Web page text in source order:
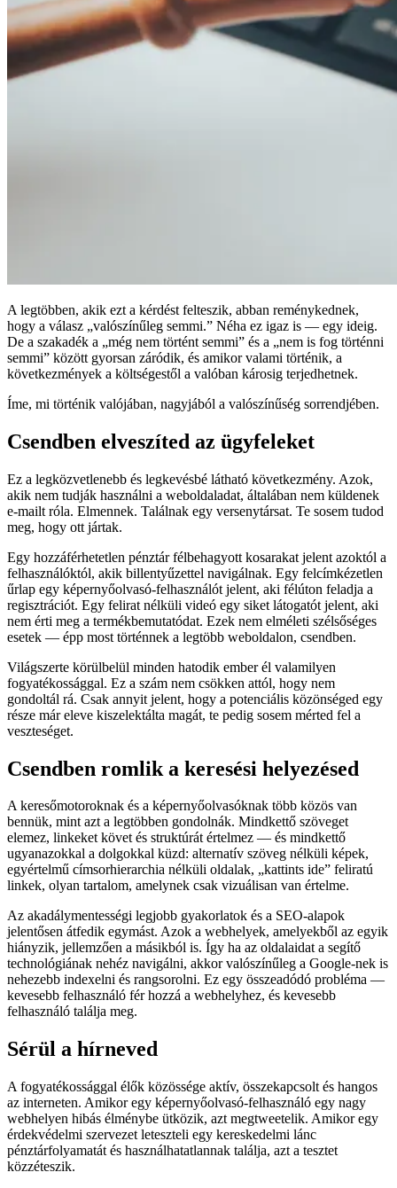
A legtöbben, akik ezt a kérdést felteszik, abban reménykednek,
hogy a válasz „valószínűleg semmi.” Néha ez igaz is — egy ideig.
De a szakadék a „még nem történt semmi” és a „nem is fog történni
semmi” között gyorsan záródik, és amikor valami történik, a
következmények a költségestől a valóban károsig terjedhetnek.
Íme, mi történik valójában, nagyjából a valószínűség sorrendjében.
Csendben elveszíted az ügyfeleket
Ez a legközvetlenebb és legkevésbé látható következmény. Azok,
akik nem tudják használni a weboldaladat, általában nem küldenek
e-mailt róla. Elmennek. Találnak egy versenytársat. Te sosem tudod
meg, hogy ott jártak.
Egy hozzáférhetetlen pénztár félbehagyott kosarakat jelent azoktól a
felhasználóktól, akik billentyűzettel navigálnak. Egy felcímkézetlen
űrlap egy képernyőolvasó-felhasználót jelent, aki félúton feladja a
regisztrációt. Egy felirat nélküli videó egy siket látogatót jelent, aki
nem érti meg a termékbemutatódat. Ezek nem elméleti szélsőséges
esetek — épp most történnek a legtöbb weboldalon, csendben.
Világszerte körülbelül minden hatodik ember él valamilyen
fogyatékossággal. Ez a szám nem csökken attól, hogy nem
gondoltál rá. Csak annyit jelent, hogy a potenciális közönséged egy
része már eleve kiszelektálta magát, te pedig sosem mérted fel a
veszteséget.
Csendben romlik a keresési helyezésed
A keresőmotoroknak és a képernyőolvasóknak több közös van
bennük, mint azt a legtöbben gondolnák. Mindkettő szöveget
elemez, linkeket követ és struktúrát értelmez — és mindkettő
ugyanazokkal a dolgokkal küzd: alternatív szöveg nélküli képek,
egyértelmű címsorhierarchia nélküli oldalak, „kattints ide” feliratú
linkek, olyan tartalom, amelynek csak vizuálisan van értelme.
Az akadálymentességi legjobb gyakorlatok és a SEO-alapok
jelentősen átfedik egymást. Azok a webhelyek, amelyekből az egyik
hiányzik, jellemzően a másikból is. Így ha az oldalaidat a segítő
technológiának nehéz navigálni, akkor valószínűleg a Google-nek is
nehezebb indexelni és rangsorolni. Ez egy összeadódó probléma —
kevesebb felhasználó fér hozzá a webhelyhez, és kevesebb
felhasználó találja meg.
Sérül a hírneved
A fogyatékossággal élők közössége aktív, összekapcsolt és hangos
az interneten. Amikor egy képernyőolvasó-felhasználó egy nagy
webhelyen hibás élménybe ütközik, azt megtweetelik. Amikor egy
érdekvédelmi szervezet leteszteli egy kereskedelmi lánc
pénztárfolyamatát és használhatatlannak találja, azt a tesztet
közzéteszik.